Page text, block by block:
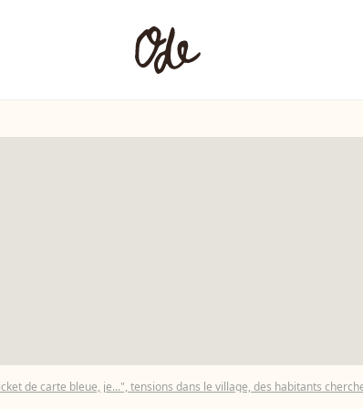
de carte bleue, je...", tensions dans le village, des habitants